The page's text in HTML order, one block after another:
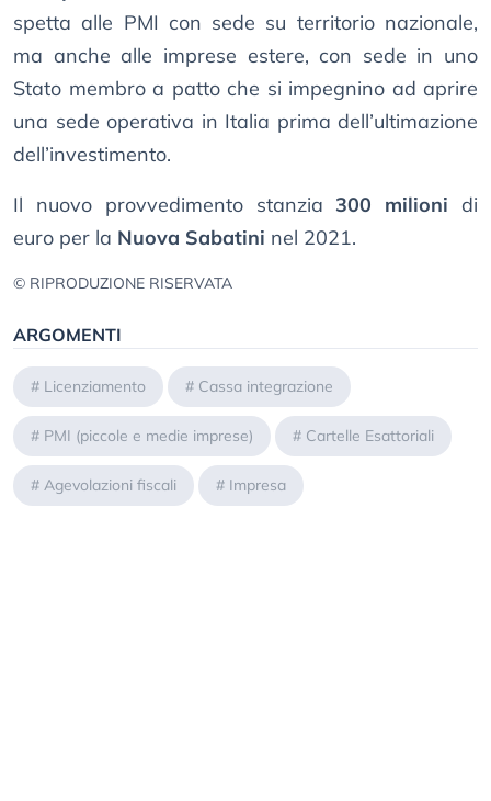
spetta alle PMI con sede su territorio nazionale,
ma anche alle imprese estere, con sede in uno
Stato membro a patto che si impegnino ad aprire
una sede operativa in Italia prima dell’ultimazione
dell’investimento.
Il nuovo provvedimento stanzia300 milioni di
euro per la Nuova Sabatini nel 2021.
© RIPRODUZIONE RISERVATA
ARGOMENTI
# Licenziamento # Cassa integrazione
# PMI (piccole e medie imprese) # Cartelle Esattoriali
# Agevolazioni fiscali # Impresa